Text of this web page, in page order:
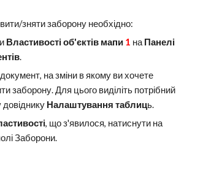
зняти заборону необхідно:
Властивості об'єктів мапи 1 на Панелі
.
на зміни в якому ви хочете
заборону. Для цього виділіть потрібний
довіднику Налаштування таблиць.
, що з'явилося, натиснути на
Заборони.